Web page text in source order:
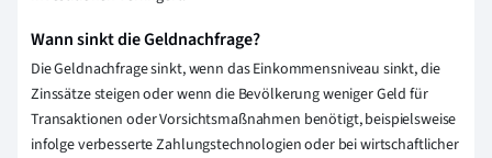
Wann sinkt die Geldnachfrage?
Die Geldnachfrage sinkt, wenn das Einkommensniveau sinkt, die
Zinssätze steigen oder wenn die Bevölkerung weniger Geld für
Transaktionen oder Vorsichtsmaßnahmen benötigt, beispielsweise
infolge verbesserte Zahlungstechnologien oder bei wirtschaftlicher